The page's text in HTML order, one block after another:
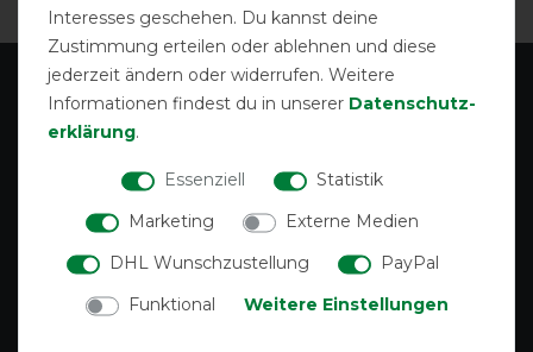
Gutscheine Deckenreparatur
Interesses geschehen. Du kannst deine
Zustimmung erteilen oder ablehnen und diese
jederzeit ändern oder widerrufen. Weitere
Informationen findest du in unserer Daten­schutz­
erklärung.
Essenziell
Statistik
Marketing
Externe Medien
DHL Wunschzustellung
PayPal
Funktional
Weitere Einstellungen